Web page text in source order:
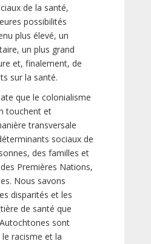
de la santé,
possibilités
plus élevé, un
un plus grand
et, finalement, de
sur la santé.
que le colonialisme
touchent et
transversale
sociaux de
des familles et
Premières Nations,
Nous savons
disparités et les
de santé que
sont
racisme et la